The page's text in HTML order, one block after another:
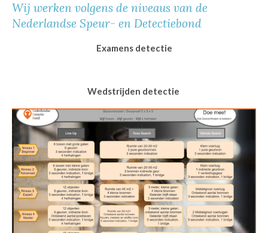
Wij werken volgens de niveaus van de
Nederlandse Speur- en Detectiebond
Examens detectie
Wedstrijden detectie